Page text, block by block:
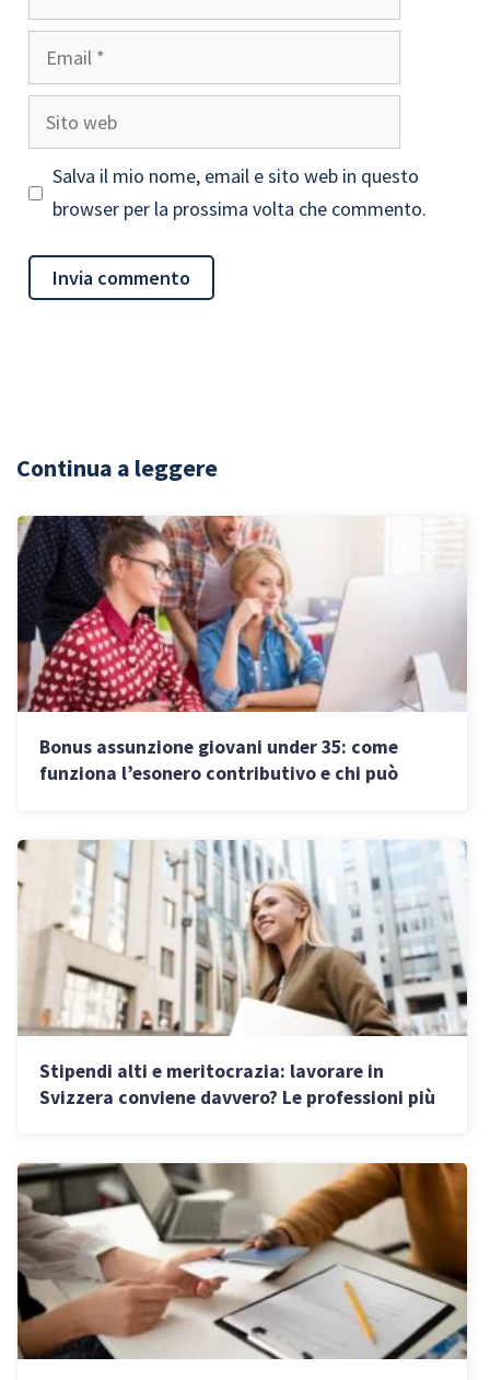
Email
Sito
web
Salva il mio nome, email e sito web in questo
browser per la prossima volta che commento.
Continua a leggere
Bonus assunzione giovani under 35: come
funziona l’esonero contributivo e chi può
Stipendi alti e meritocrazia: lavorare in
Svizzera conviene davvero? Le professioni più